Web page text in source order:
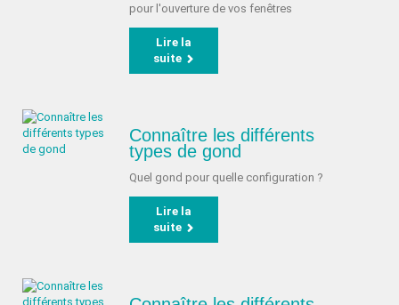
pour l'ouverture de vos fenêtres
Lire la
suite
Connaître les différents
types de gond
Quel gond pour quelle configuration ?
Lire la
suite